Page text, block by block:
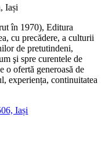
în 1970), Editura
cu precădere, a culturii
de pretutindeni,
şi spre curentele de
o ofertă generoasă de
experiența, continuitatea
Iași